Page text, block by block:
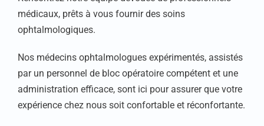
médicaux, prêts à vous fournir des soins
ophtalmologiques.
Nos médecins ophtalmologues expérimentés, assistés
par un personnel de bloc opératoire compétent et une
administration efficace, sont ici pour assurer que votre
expérience chez nous soit confortable et réconfortante.